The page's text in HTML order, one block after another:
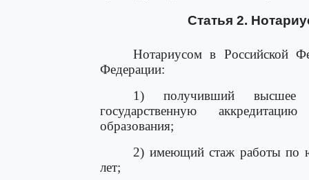
Статья 2.
Нотариусом в Российской
Федерации:
1) получивший высшее
государственную
образования;
2) имеющий стаж работы по
лет;